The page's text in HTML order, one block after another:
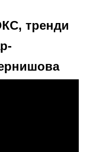
тренди